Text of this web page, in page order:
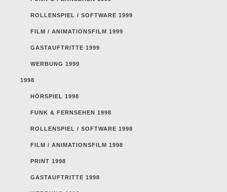
ROLLENSPIEL / SOFTWARE 1999
FILM / ANIMATIONSFILM 1999
GASTAUFTRITTE 1999
WERBUNG 1999
1998
HÖRSPIEL 1998
FUNK & FERNSEHEN 1998
ROLLENSPIEL / SOFTWARE 1998
FILM / ANIMATIONSFILM 1998
PRINT 1998
GASTAUFTRITTE 1998